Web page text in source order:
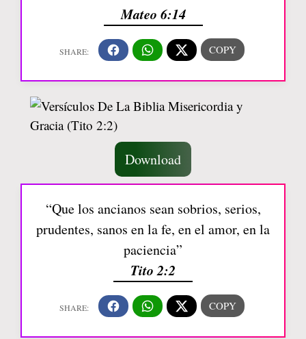
Mateo 6:14
Download
“Que los ancianos sean sobrios, serios,
prudentes, sanos en la fe, en el amor, en la
paciencia”
Tito 2:2